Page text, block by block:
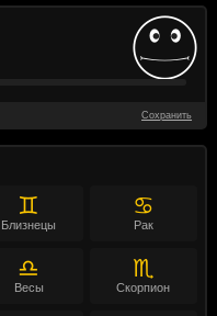
Сохранить
♊
Близнецы
♋
Рак
♎
Весы
♏
Скорпион